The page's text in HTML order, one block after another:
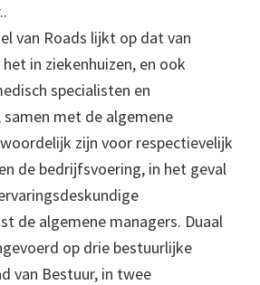
van Roads lijkt op dat van
in ziekenhuizen, en ook
specialisten en
met de algemene
zijn voor respectievelijk
de bedrijfsvoering, in het geval
de algemene managers. Duaal
op drie bestuurlijke
van Bestuur, in twee